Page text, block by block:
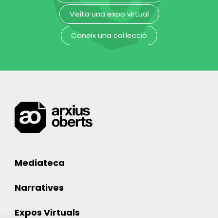
Visita una expo virtual
Coneix una col·lecció
Mediateca
Narratives
Expos Virtuals